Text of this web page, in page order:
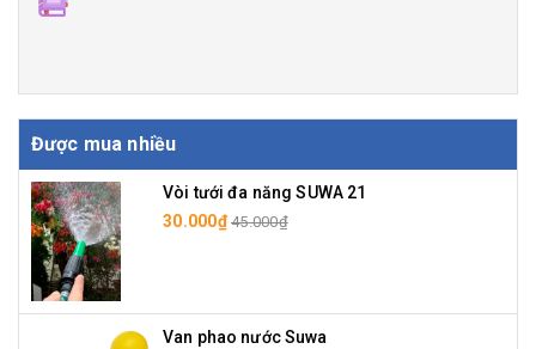
Được mua nhiều
Vòi tưới đa năng SUWA 21
30.000₫ 45.000₫
Van phao nước Suwa